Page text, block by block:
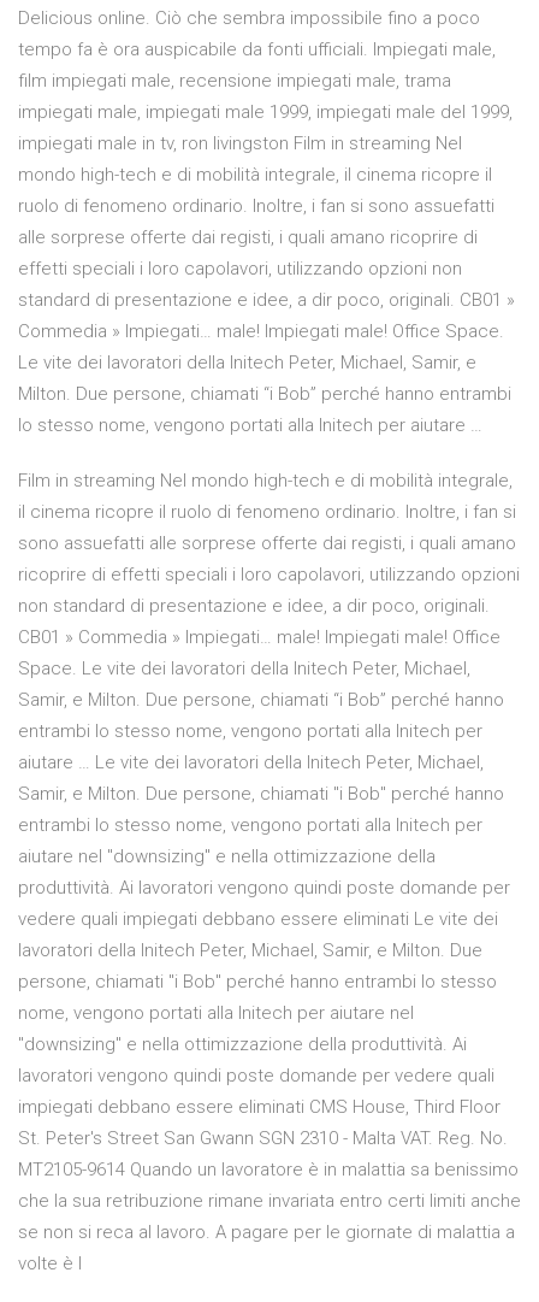
Delicious online. Ciò che sembra impossibile fino a poco
tempo fa è ora auspicabile da fonti ufficiali. Impiegati male,
film impiegati male, recensione impiegati male, trama
impiegati male, impiegati male 1999, impiegati male del 1999,
impiegati male in tv, ron livingston Film in streaming Nel
mondo high-tech e di mobilità integrale, il cinema ricopre il
ruolo di fenomeno ordinario. Inoltre, i fan si sono assuefatti
alle sorprese offerte dai registi, i quali amano ricoprire di
effetti speciali i loro capolavori, utilizzando opzioni non
standard di presentazione e idee, a dir poco, originali. CB01 »
Commedia » Impiegati… male! Impiegati male! Office Space.
Le vite dei lavoratori della Initech Peter, Michael, Samir, e
Milton. Due persone, chiamati “i Bob” perché hanno entrambi
lo stesso nome, vengono portati alla Initech per aiutare …
Film in streaming Nel mondo high-tech e di mobilità integrale,
il cinema ricopre il ruolo di fenomeno ordinario. Inoltre, i fan si
sono assuefatti alle sorprese offerte dai registi, i quali amano
ricoprire di effetti speciali i loro capolavori, utilizzando opzioni
non standard di presentazione e idee, a dir poco, originali.
CB01 » Commedia » Impiegati… male! Impiegati male! Office
Space. Le vite dei lavoratori della Initech Peter, Michael,
Samir, e Milton. Due persone, chiamati “i Bob” perché hanno
entrambi lo stesso nome, vengono portati alla Initech per
aiutare … Le vite dei lavoratori della Initech Peter, Michael,
Samir, e Milton. Due persone, chiamati "i Bob" perché hanno
entrambi lo stesso nome, vengono portati alla Initech per
aiutare nel "downsizing" e nella ottimizzazione della
produttività. Ai lavoratori vengono quindi poste domande per
vedere quali impiegati debbano essere eliminati Le vite dei
lavoratori della Initech Peter, Michael, Samir, e Milton. Due
persone, chiamati "i Bob" perché hanno entrambi lo stesso
nome, vengono portati alla Initech per aiutare nel
"downsizing" e nella ottimizzazione della produttività. Ai
lavoratori vengono quindi poste domande per vedere quali
impiegati debbano essere eliminati CMS House, Third Floor
St. Peter's Street San Gwann SGN 2310 - Malta VAT. Reg. No.
MT2105-9614 Quando un lavoratore è in malattia sa benissimo
che la sua retribuzione rimane invariata entro certi limiti anche
se non si reca al lavoro. A pagare per le giornate di malattia a
volte è l